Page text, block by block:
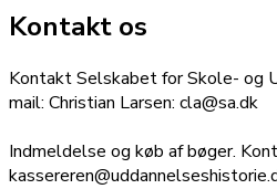
Kontakt os
Kontakt Selskabet for Skole- og
mail: Christian Larsen: cla@sa.dk
Indmeldelse og køb af bøger.